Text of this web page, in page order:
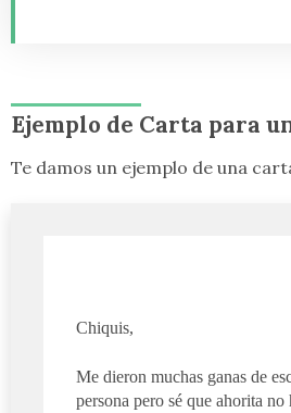
Ejemplo de Carta para
Te damos un ejemplo de una
Chiquis,
Me dieron muchas ganas de
persona pero sé que ahorita